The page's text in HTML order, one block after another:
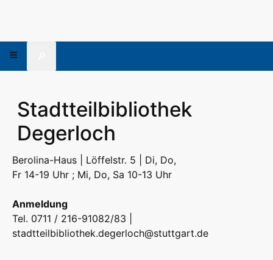
Stadtteilbibliothek
Degerloch
Berolina-Haus | Löffelstr. 5 | Di, Do,
Fr 14-19 Uhr ; Mi, Do, Sa 10-13 Uhr
Anmeldung
Tel. 0711 / 216-91082/83 |
stadtteilbibliothek.degerloch@stuttgart.de